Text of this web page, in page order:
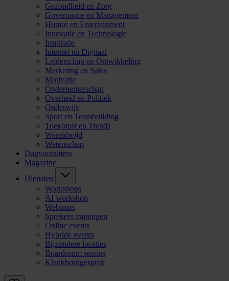
Gezondheid en Zorg
Governance en Management
Humor en Entertainment
Innovatie en Technologie
Inspiratie
Internet en Digitaal
Leiderschap en Ontwikkeling
Marketing en Sales
Motivatie
Ondernemerschap
Overheid en Politiek
Onderwijs
Sport en Teambuilding
Toekomst en Trends
Wereldwijd
Wetenschap
Dagvoorzitters
Magazine
Diensten
Workshops
AI workshop
Webinars
Sprekers trainingen
Online events
Hybride events
Bijzondere locaties
Boardroom sessies
Klankbordgesprek